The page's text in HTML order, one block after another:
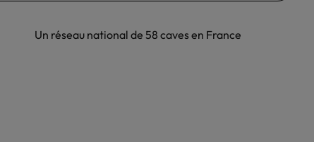
Baron de
Un réseau national de 58 caves en France